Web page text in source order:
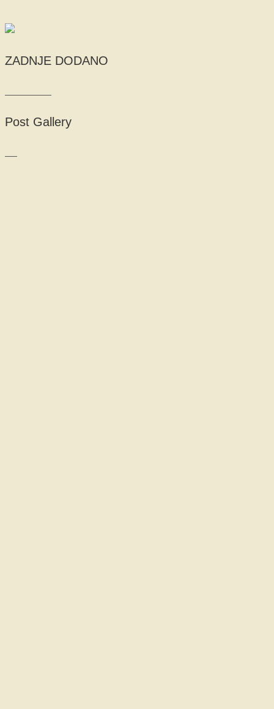
ZADNJE DODANO
Post Gallery